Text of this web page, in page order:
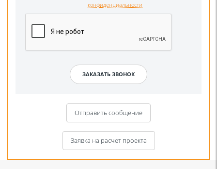
конфиденциальности
Отправить сообщение
Заявка на расчет проекта